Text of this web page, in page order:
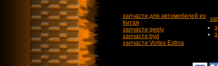
запчасти для автомобилей из
Китая
запчасти geely
запчасти byd
запчасти Vortex Estina